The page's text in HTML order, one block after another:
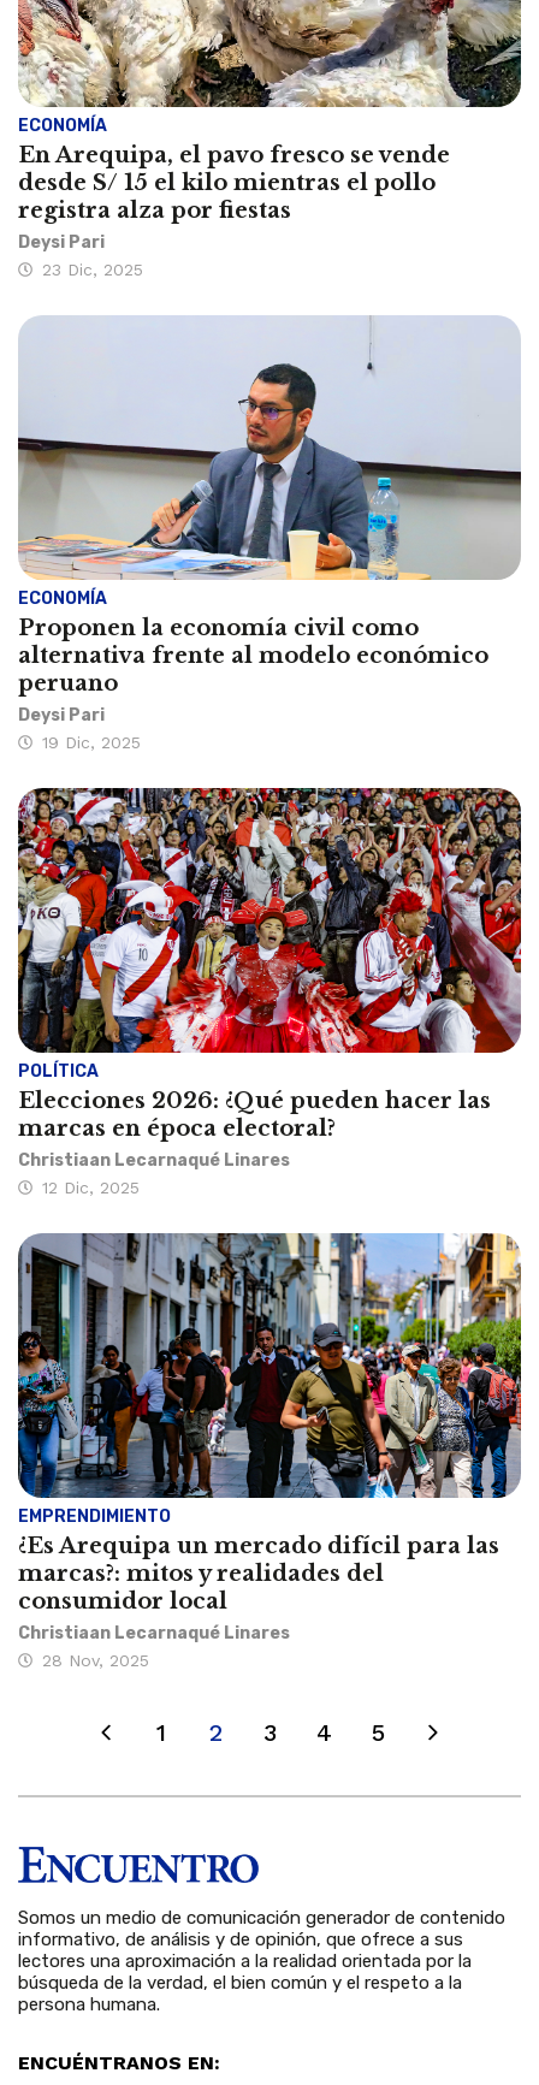
ECONOMÍA
En Arequipa, el pavo fresco se vende
desde S/ 15 el kilo mientras el pollo
registra alza por fiestas
Deysi Pari
23 Dic, 2025
ECONOMÍA
Proponen la economía civil como
alternativa frente al modelo económico
peruano
Deysi Pari
19 Dic, 2025
POLÍTICA
Elecciones 2026: ¿Qué pueden hacer las
marcas en época electoral?
Christiaan Lecarnaqué Linares
12 Dic, 2025
EMPRENDIMIENTO
¿Es Arequipa un mercado difícil para las
marcas?: mitos y realidades del
consumidor local
Christiaan Lecarnaqué Linares
28 Nov, 2025
1 2 3 4 5
Somos un medio de comunicación generador de contenido
informativo, de análisis y de opinión, que ofrece a sus
lectores una aproximación a la realidad orientada por la
búsqueda de la verdad, el bien común y el respeto a la
persona humana.
ENCUÉNTRANOS EN: